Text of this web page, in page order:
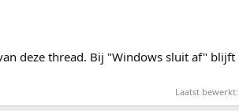
deze thread. Bij "Windows sluit af" blijft
Laatst bewerkt: